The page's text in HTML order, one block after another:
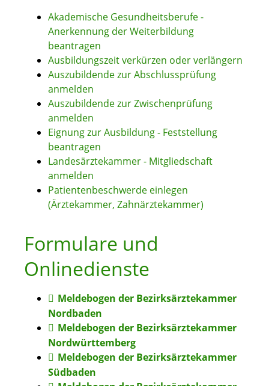
Akademische Gesundheitsberufe -
Anerkennung der Weiterbildung
beantragen
Ausbildungszeit verkürzen oder verlängern
Auszubildende zur Abschlussprüfung
anmelden
Auszubildende zur Zwischenprüfung
anmelden
Eignung zur Ausbildung - Feststellung
beantragen
Landesärztekammer - Mitgliedschaft
anmelden
Patientenbeschwerde einlegen
(Ärztekammer, Zahnärztekammer)
Formulare und
Onlinedienste
Meldebogen der Bezirksärztekammer
Nordbaden
Meldebogen der Bezirksärztekammer
Nordwürttemberg
Meldebogen der Bezirksärztekammer
Südbaden